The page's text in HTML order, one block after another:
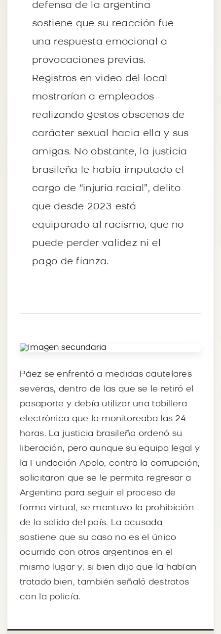
defensa de la argentina
sostiene que su reacción fue
una respuesta emocional a
provocaciones previas.
Registros en video del local
mostrarían a empleados
realizando gestos obscenos de
carácter sexual hacia ella y sus
amigas. No obstante, la justicia
brasileña le había imputado el
cargo de “injuria racial”, delito
que desde 2023 está
equiparado al racismo, que no
puede perder validez ni el
pago de fianza.
Páez se enfrentó a medidas cautelares
severas, dentro de las que se le retiró el
pasaporte y debía utilizar una tobillera
electrónica que la monitoreaba las 24
horas. La justicia brasileña ordenó su
liberación, pero aunque su equipo legal y
la Fundación Apolo, contra la corrupción,
solicitaron que se le permita regresar a
Argentina para seguir el proceso de
forma virtual, se mantuvo la prohibición
de la salida del país. La acusada
sostiene que su caso no es el único
ocurrido con otros argentinos en el
mismo lugar y, si bien dijo que la habían
tratado bien, también señaló destratos
con la policía.